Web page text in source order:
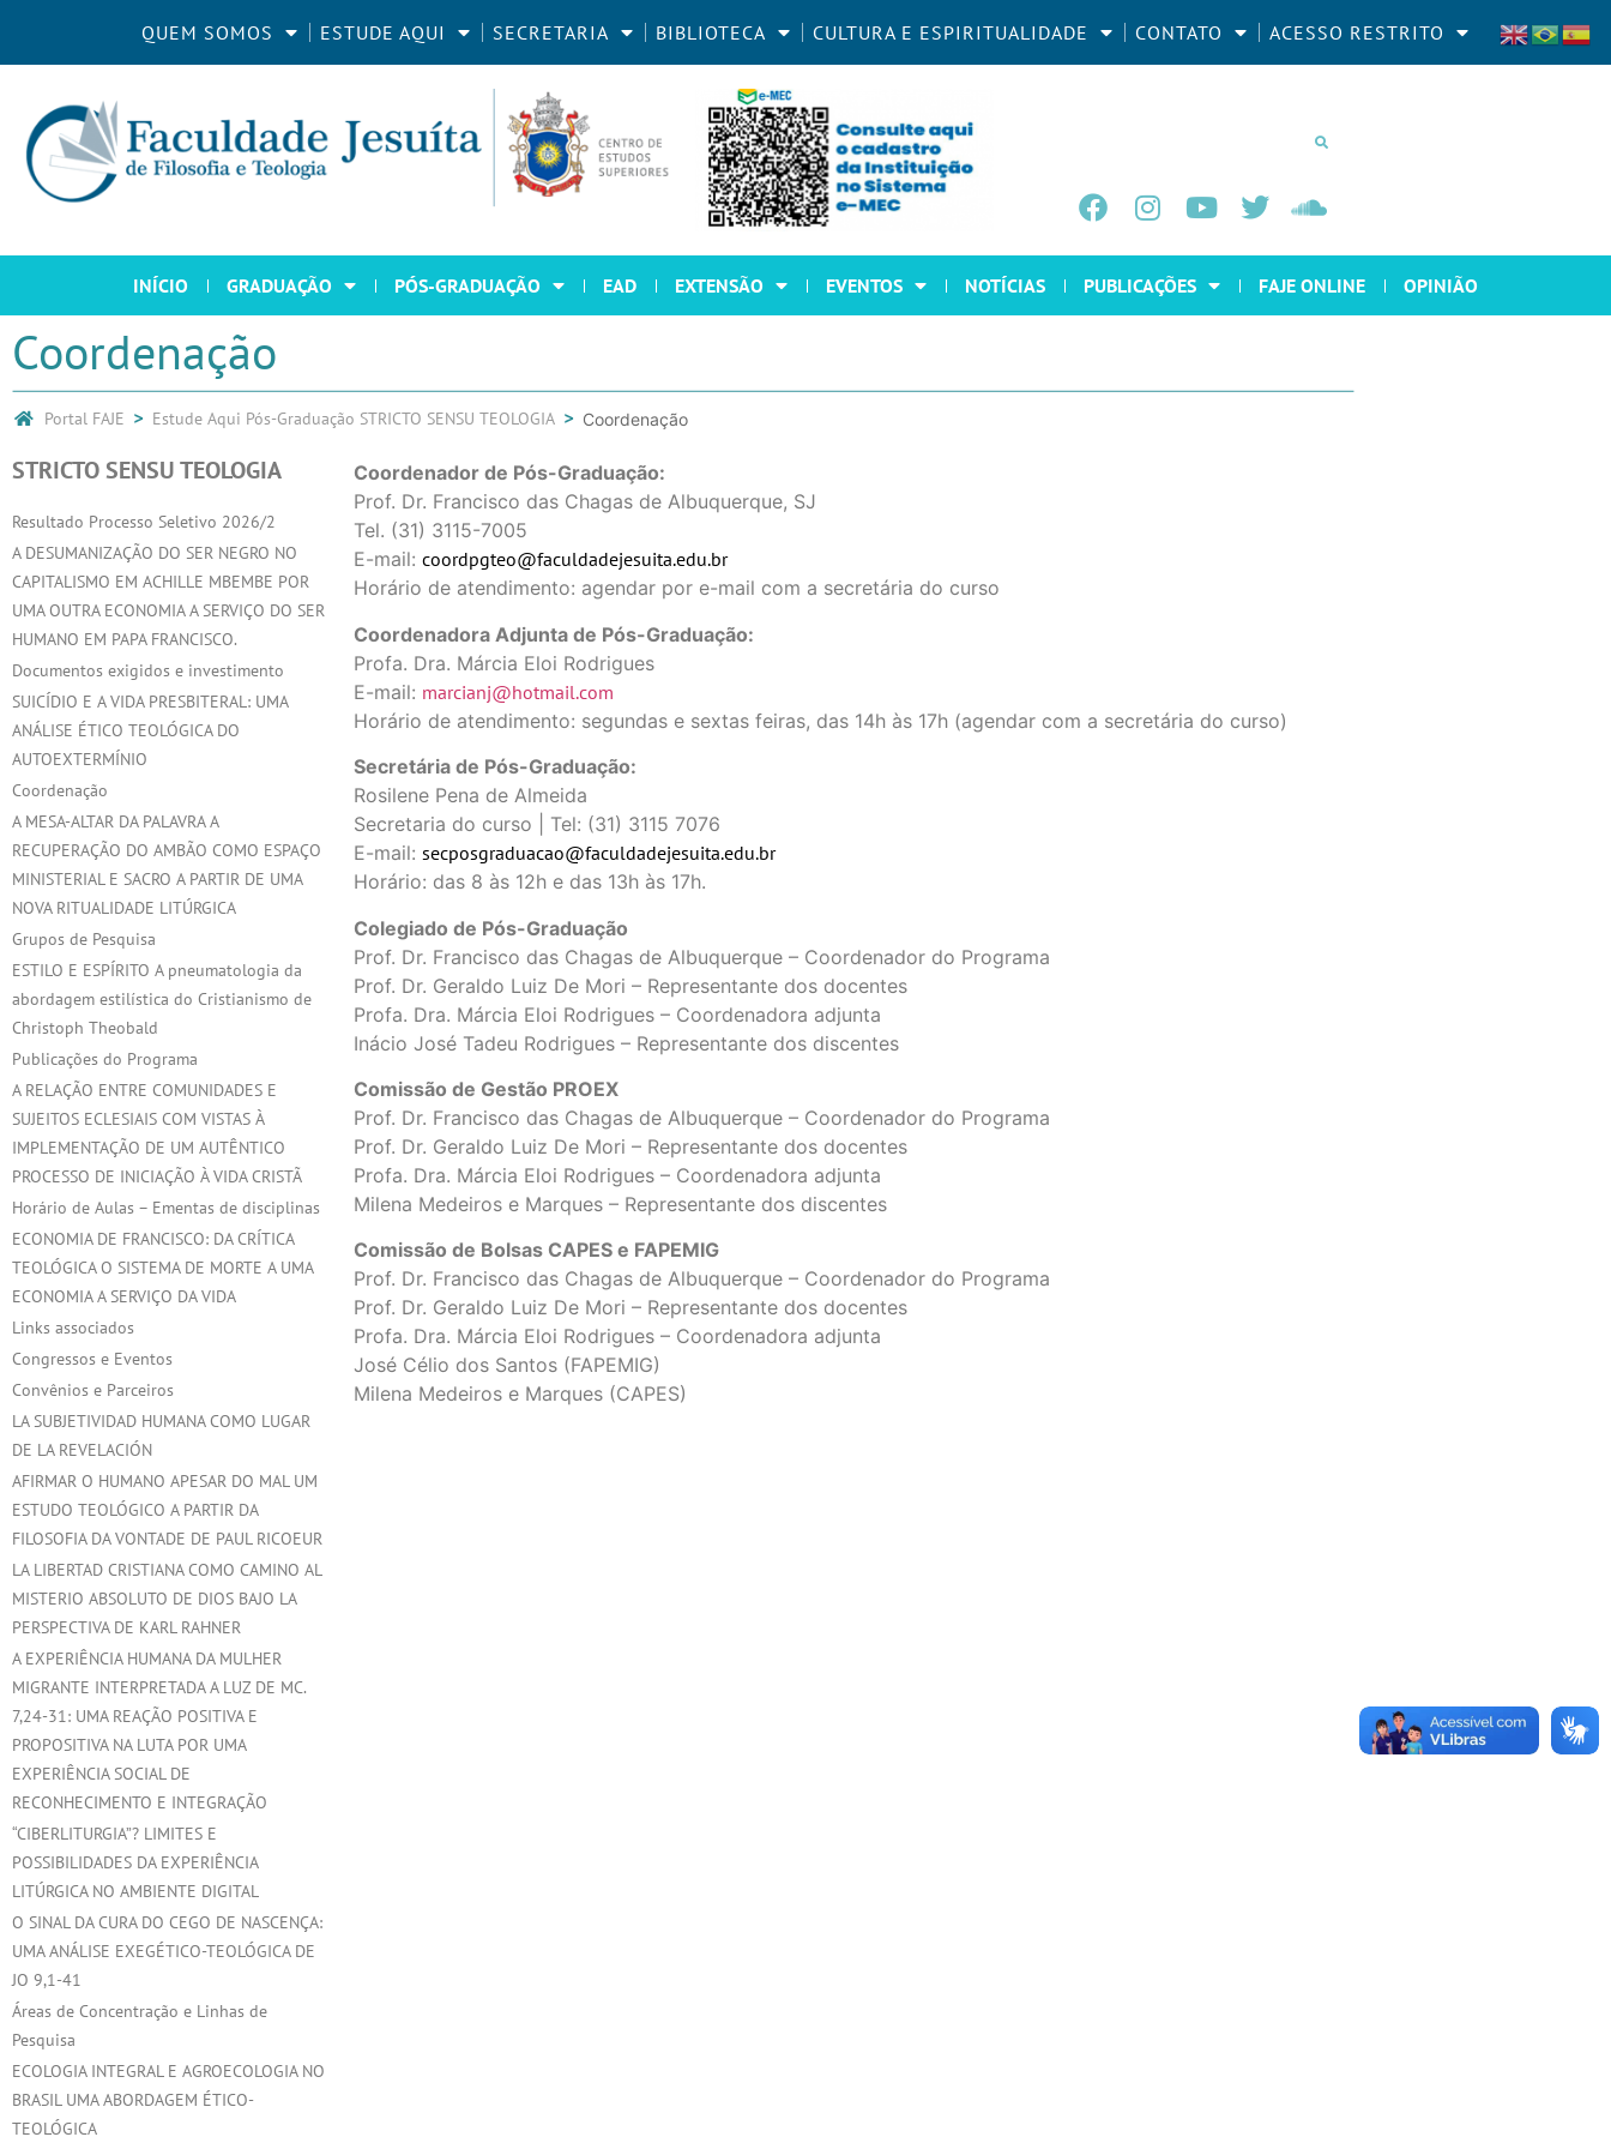
QUEM SOMOS ESTUDE AQUI SECRETARIA BIBLIOTECA CULTURA E ESPIRITUALIDADE CONTATO ACESSO RESTRITO
INÍCIO GRADUAÇÃO PÓS-GRADUAÇÃO EAD EXTENSÃO EVENTOS NOTÍCIAS PUBLICAÇÕES FAJE ONLINE OPINIÃO
Coordenação
Portal FAJE Estude Aqui Pós-Graduação STRICTO SENSU TEOLOGIA Coordenação
STRICTO SENSU TEOLOGIA
Resultado Processo Seletivo 2026/2
A DESUMANIZAÇÃO DO SER NEGRO NO
CAPITALISMO EM ACHILLE MBEMBE POR
UMA OUTRA ECONOMIA A SERVIÇO DO SER
HUMANO EM PAPA FRANCISCO.
Documentos exigidos e investimento
SUICÍDIO E A VIDA PRESBITERAL: UMA
ANÁLISE ÉTICO TEOLÓGICA DO
AUTOEXTERMÍNIO
Coordenação
A MESA-ALTAR DA PALAVRA A
RECUPERAÇÃO DO AMBÃO COMO ESPAÇO
MINISTERIAL E SACRO A PARTIR DE UMA
NOVA RITUALIDADE LITÚRGICA
Grupos de Pesquisa
ESTILO E ESPÍRITO A pneumatologia da
abordagem estilística do Cristianismo de
Christoph Theobald
Publicações do Programa
A RELAÇÃO ENTRE COMUNIDADES E
SUJEITOS ECLESIAIS COM VISTAS À
IMPLEMENTAÇÃO DE UM AUTÊNTICO
PROCESSO DE INICIAÇÃO À VIDA CRISTÃ
Horário de Aulas – Ementas de disciplinas
ECONOMIA DE FRANCISCO: DA CRÍTICA
TEOLÓGICA O SISTEMA DE MORTE A UMA
ECONOMIA A SERVIÇO DA VIDA
Links associados
Congressos e Eventos
Convênios e Parceiros
LA SUBJETIVIDAD HUMANA COMO LUGAR
DE LA REVELACIÓN
AFIRMAR O HUMANO APESAR DO MAL UM
ESTUDO TEOLÓGICO A PARTIR DA
FILOSOFIA DA VONTADE DE PAUL RICOEUR
LA LIBERTAD CRISTIANA COMO CAMINO AL
MISTERIO ABSOLUTO DE DIOS BAJO LA
PERSPECTIVA DE KARL RAHNER
A EXPERIÊNCIA HUMANA DA MULHER
MIGRANTE INTERPRETADA A LUZ DE MC.
7,24-31: UMA REAÇÃO POSITIVA E
PROPOSITIVA NA LUTA POR UMA
EXPERIÊNCIA SOCIAL DE
RECONHECIMENTO E INTEGRAÇÃO
“CIBERLITURGIA”? LIMITES E
POSSIBILIDADES DA EXPERIÊNCIA
LITÚRGICA NO AMBIENTE DIGITAL
O SINAL DA CURA DO CEGO DE NASCENÇA:
UMA ANÁLISE EXEGÉTICO-TEOLÓGICA DE
JO 9,1-41
Áreas de Concentração e Linhas de
Pesquisa
ECOLOGIA INTEGRAL E AGROECOLOGIA NO
BRASIL UMA ABORDAGEM ÉTICO-
TEOLÓGICA
Coordenador de Pós-Graduação:
Prof. Dr. Francisco das Chagas de Albuquerque, SJ
Tel. (31) 3115-7005
E-mail: coordpgteo@faculdadejesuita.edu.br
Horário de atendimento: agendar por e-mail com a secretária do curso
Coordenadora Adjunta de Pós-Graduação:
Profa. Dra. Márcia Eloi Rodrigues
E-mail: marcianj@hotmail.com
Horário de atendimento: segundas e sextas feiras, das 14h às 17h (agendar com a secretária do curso)
Secretária de Pós-Graduação:
Rosilene Pena de Almeida
Secretaria do curso | Tel: (31) 3115 7076
E-mail: secposgraduacao@faculdadejesuita.edu.br
Horário: das 8 às 12h e das 13h às 17h.
Colegiado de Pós-Graduação
Prof. Dr. Francisco das Chagas de Albuquerque – Coordenador do Programa
Prof. Dr. Geraldo Luiz De Mori – Representante dos docentes
Profa. Dra. Márcia Eloi Rodrigues – Coordenadora adjunta
Inácio José Tadeu Rodrigues – Representante dos discentes
Comissão de Gestão PROEX
Prof. Dr. Francisco das Chagas de Albuquerque – Coordenador do Programa
Prof. Dr. Geraldo Luiz De Mori – Representante dos docentes
Profa. Dra. Márcia Eloi Rodrigues – Coordenadora adjunta
Milena Medeiros e Marques – Representante dos discentes
Comissão de Bolsas CAPES e FAPEMIG
Prof. Dr. Francisco das Chagas de Albuquerque – Coordenador do Programa
Prof. Dr. Geraldo Luiz De Mori – Representante dos docentes
Profa. Dra. Márcia Eloi Rodrigues – Coordenadora adjunta
José Célio dos Santos (FAPEMIG)
Milena Medeiros e Marques (CAPES)